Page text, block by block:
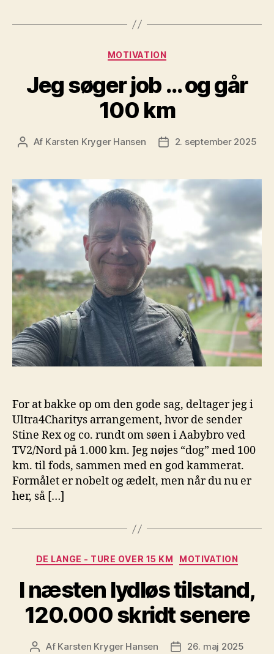
Kategorier
MOTIVATION
Jeg søger job … og går
100 km
Indlægsforfatter
Af Karsten Kryger Hansen Indlægsdato
2. september 2025
For at bakke op om den gode sag, deltager jeg i
Ultra4Charitys arrangement, hvor de sender
Stine Rex og co. rundt om søen i Aabybro ved
TV2/Nord på 1.000 km. Jeg nøjes “dog” med 100
km. til fods, sammen med en god kammerat.
Formålet er nobelt og ædelt, men når du nu er
her, så […]
Kategorier
DE LANGE - TURE OVER 15 KM MOTIVATION
I næsten lydløs tilstand,
120.000 skridt senere
Indlægsforfatter
Af Karsten Kryger Hansen Indlægsdato
26. maj 2025